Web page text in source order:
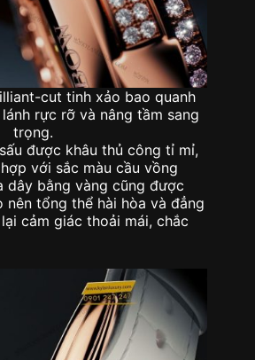
cut tinh xảo bao quanh
rực rỡ và nâng tầm sang
trọng.
được khâu thủ công tỉ mỉ,
với sắc màu cầu vồng
dây bằng vàng cũng được
tổng thể hài hòa và đẳng
cảm giác thoải mái, chắc